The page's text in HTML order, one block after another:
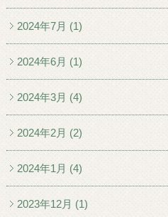
2024年7月 (1)
2024年6月 (1)
2024年3月 (4)
2024年2月 (2)
2024年1月 (4)
2023年12月 (1)